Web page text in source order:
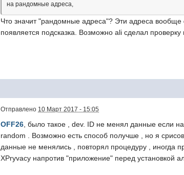
на рандомные адреса,
Что значит "рандомные адреса"? Эти адреса
появляется подсказка. Возможно ali сделал проверку
Отправлено 10 Март 2017 - 15:05
OFF26 , было такое , dev. ID не менял данные если
random . Возможно есть способ получше , но я
данные не менялись , повторял процедуру , иногда
XPryvacy напротив "приложение" перед установкой